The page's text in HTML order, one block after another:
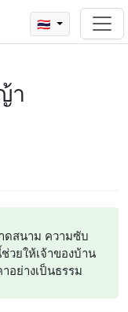
🇹🇭
า
ดสนาม ความซับ
วยให้เจ้าของบ้าน
อย่างเป็นธรรม